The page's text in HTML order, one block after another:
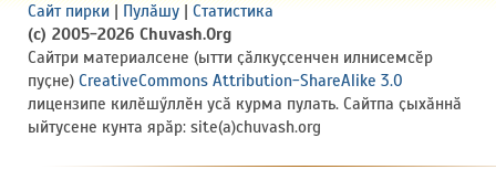
Сайт пирки | Пулӑшу | Статистика
(c) 2005-2026 Chuvash.Org
Сайтри материалсене (ытти ҫӑлкуҫсенчен илнисемсӗр
пуҫне) CreativeCommons Attribution-ShareAlike 3.0
лицензипе килӗшӳллӗн усӑ курма пулать. Сайтпа ҫыхӑннӑ
ыйтусене кунта ярӑр: site(a)chuvash.org